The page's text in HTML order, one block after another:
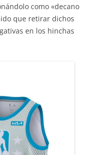
como «decano
que retirar dichos
en los hinchas